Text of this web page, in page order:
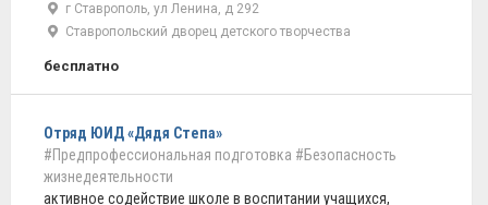
г Ставрополь, ул Ленина, д 292
Ставропольский дворец детского творчества
бесплатно
Отряд ЮИД «Дядя Степа»
#Предпрофессиональная подготовка #Безопасность
жизнедеятельности
активное содействие школе в воспитании учащихся,